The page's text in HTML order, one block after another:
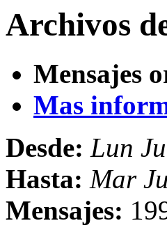
Archivos
Mensajes
Mas
Desde: Lun
Hasta: Mar
Mensajes: